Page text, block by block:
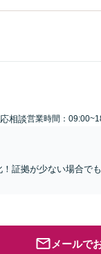
相談営業時間：
証拠が少ない場合で
メールで